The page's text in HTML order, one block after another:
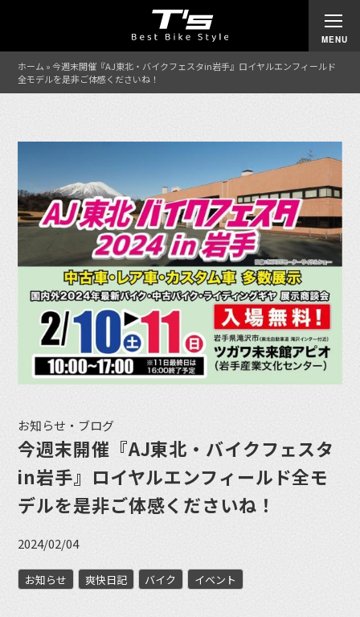
ホーム »今週末開催『AJ東北・バイクフェスタin岩手』ロイヤルエンフィールド
全モデルを是非ご体感くださいね！
お知らせ・ブログ
今週末開催『AJ東北・バイクフェスタ
in岩手』ロイヤルエンフィールド全モ
デルを是非ご体感くださいね！
2024/02/04
お知らせ 爽快日記 バイク イベント